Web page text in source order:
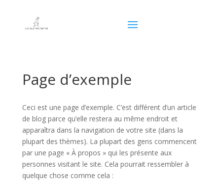
Page d’exemple
Ceci est une page d’exemple. C’est différent d’un article
de blog parce qu’elle restera au même endroit et
apparaîtra dans la navigation de votre site (dans la
plupart des thèmes). La plupart des gens commencent
par une page « À propos » qui les présente aux
personnes visitant le site. Cela pourrait ressembler à
quelque chose comme cela :